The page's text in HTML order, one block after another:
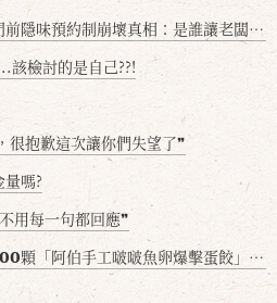
預約制崩壞真相：是誰讓老闆心灰意冷？」
該檢討的是自己??!
很抱歉這次讓你們失望了❞
嗎?
用每一句都回應❞
擊蛋餃」台北已被搶爆2萬顆，最後名額門前隱味只留給你！🥟💥